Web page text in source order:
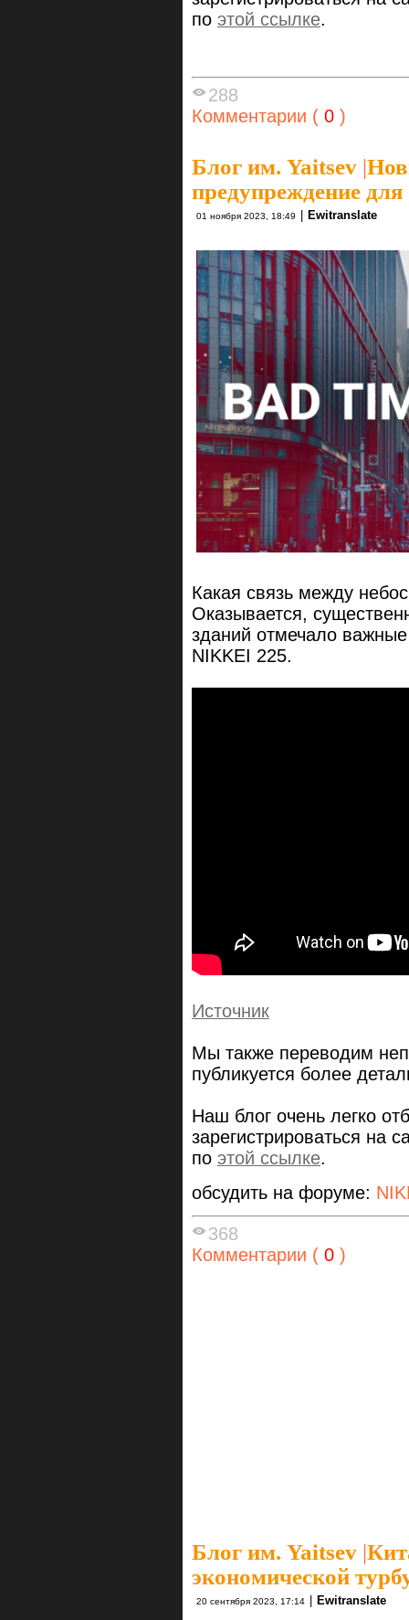
по этой ссылке.
288
Комментарии ( 0 )
Блог им. Yaitsev |
предупреждение
01 ноября 2023, 18:49 Ewitranslate
Какая связь между
Оказывается,
зданий отмечало
NIKKEI 225.
Источник
Мы также переводим
публикуется более
Наш блог очень легко
зарегистрироваться на
по этой ссылке.
обсудить на форуме:
368
Комментарии ( 0 )
Блог им. Yaitsev |
экономической
20 сентября 2023, 17:14 | Ewitranslate